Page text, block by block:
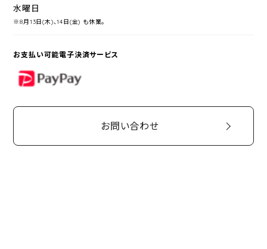
水曜日
※8月13日(木)、14日(金) も休業。
お支払い可能電子決済サービス
PayPay
お問い合わせ